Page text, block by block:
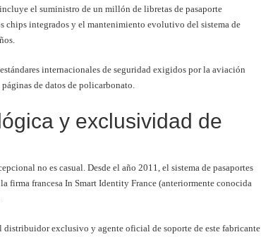
el suministro de un millón de libretas de pasaporte
integrados y el mantenimiento evolutivo del sistema de
internacionales de seguridad exigidos por la aviación
de datos de policarbonato.
y exclusividad de
no es casual. Desde el año 2011, el sistema de pasaportes
firma francesa In Smart Identity France (anteriormente conocida
distribuidor exclusivo y agente oficial de soporte de este fabricante